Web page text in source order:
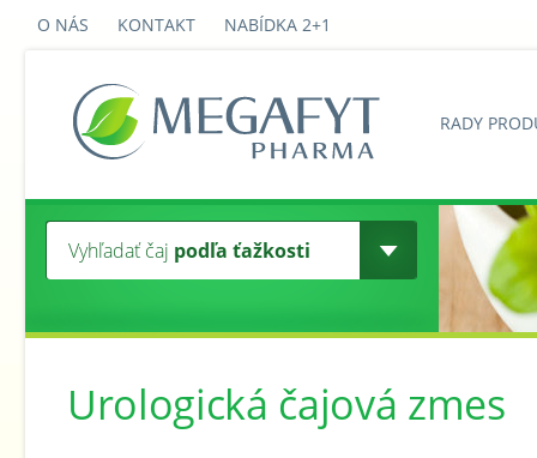
O NÁS KONTAKT NABÍDKA 2+1
RADY
Vyhľadať čaj podľa ťažkosti
Urologická čajová zmes